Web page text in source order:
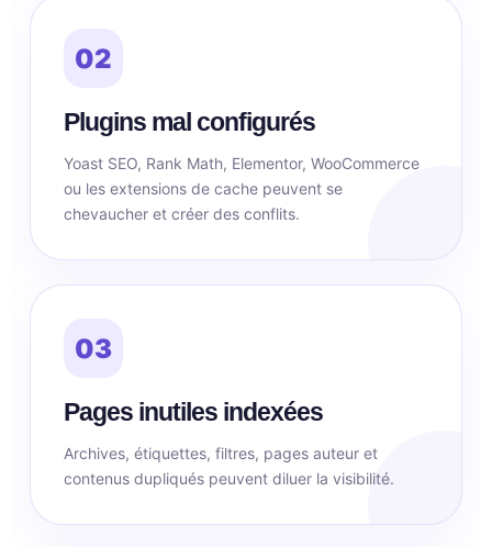
02
Plugins mal configurés
Yoast SEO, Rank Math, Elementor, WooCommerce
ou les extensions de cache peuvent se
chevaucher et créer des conflits.
03
Pages inutiles indexées
Archives, étiquettes, filtres, pages auteur et
contenus dupliqués peuvent diluer la visibilité.